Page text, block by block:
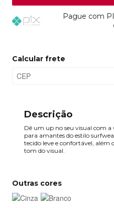
Pague com
Calcular frete
Descrição
Dê um up no seu visual com
para amantes do estilo
tecido leve e confortável, além
tom do visual.
Outras cores